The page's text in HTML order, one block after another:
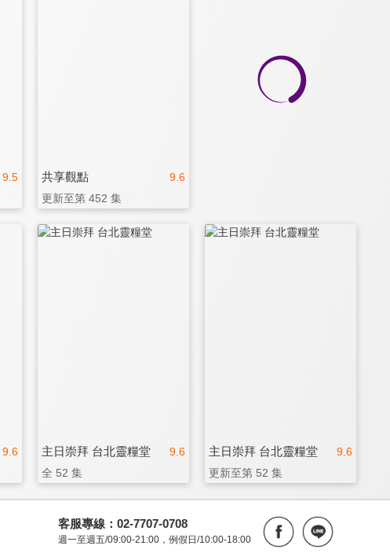
9.5 9.6
共享觀點
更新至第 452 集
9.6 9.6
主日崇拜 台北靈糧堂
全 52 集
9.6
主日崇拜 台北靈糧堂
更新至第 52 集
客服專線：02-7707-0708
週一至週五/09:00-21:00，例假日/10:00-18:00